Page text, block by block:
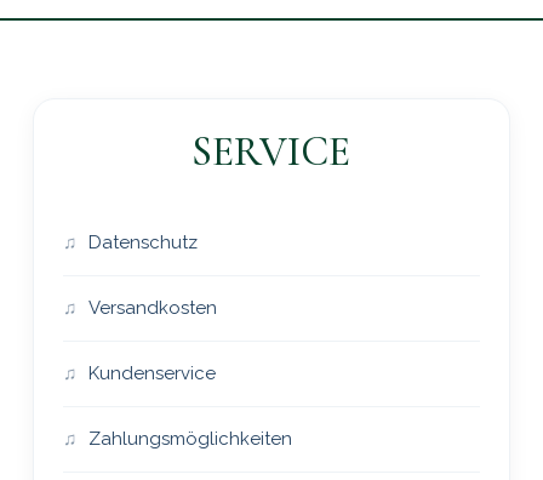
SERVICE
Datenschutz
Versandkosten
Kundenservice
Zahlungsmöglichkeiten